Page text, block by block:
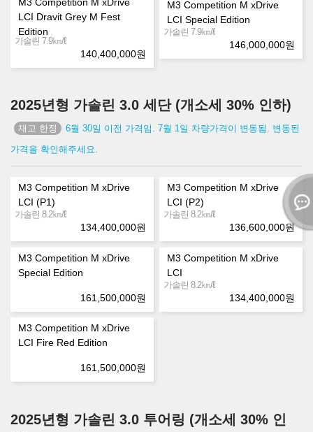
LCI Dravit Grey M Fest
Edition
가솔린 7.9㎞/ℓ
140,400,000원
M3 Competition M xDrive
LCI Special Edition
가솔린 7.9㎞/ℓ
146,000,000원
2025년형 가솔린 3.0 세단 (개소세 30% 인하)
6월 30일 이전 가격임. 7월 1일 차량가격이 변동됨. 변동된
가격을 확인해주세요.
M3 Competition M xDrive
LCI (P1)
가솔린 8.2㎞/ℓ
134,400,000원
M3 Competition M xDrive
LCI (P2)
가솔린 8.2㎞/ℓ
136,600,000원
M3 Competition M xDrive
Special Edition
161,500,000원
M3 Competition M xDrive
LCI
가솔린 8.2㎞/ℓ
134,400,000원
M3 Competition M xDrive
LCI Fire Red Edition
161,500,000원
2025년형 가솔린 3.0 투어링 (개소세 30% 인